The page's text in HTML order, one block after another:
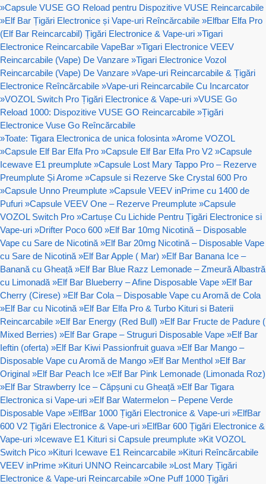
»Capsule VUSE GO Reload pentru Dispozitive VUSE Reincarcabile
»Elf Bar Țigări Electronice și Vape-uri Reîncărcabile »Elfbar Elfa Pro
(Elf Bar Reincarcabil) Țigări Electronice & Vape-uri »Tigari
Electronice Reincarcabile VapeBar »Tigari Electronice VEEV
Reincarcabile (Vape) De Vanzare »Tigari Electronice Vozol
Reincarcabile (Vape) De Vanzare »Vape-uri Reincarcabile & Țigări
Electronice Reîncărcabile »Vape-uri Reincarcabile Cu Incarcator
»VOZOL Switch Pro Țigări Electronice & Vape-uri »VUSE Go
Reload 1000: Dispozitive VUSE GO Reincarcabile »Țigări
Electronice Vuse Go Reîncărcabile
»Toate: Tigara Electronica de unica folosinta »Arome VOZOL
»Capsule Elf Bar Elfa Pro »Capsule Elf Bar Elfa Pro V2 »Capsule
Icewave E1 preumplute »Capsule Lost Mary Tappo Pro – Rezerve
Preumplute Și Arome »Capsule si Rezerve Ske Crystal 600 Pro
»Capsule Unno Preumplute »Capsule VEEV inPrime cu 1400 de
Pufuri »Capsule VEEV One – Rezerve Preumplute »Capsule
VOZOL Switch Pro »Cartușe Cu Lichide Pentru Țigări Electronice si
Vape-uri »Drifter Poco 600 »Elf Bar 10mg Nicotină – Disposable
Vape cu Sare de Nicotină »Elf Bar 20mg Nicotină – Disposable Vape
cu Sare de Nicotină »Elf Bar Apple ( Mar) »Elf Bar Banana Ice –
Banană cu Gheață »Elf Bar Blue Razz Lemonade – Zmeură Albastră
cu Limonadă »Elf Bar Blueberry – Afine Disposable Vape »Elf Bar
Cherry (Cirese) »Elf Bar Cola – Disposable Vape cu Aromă de Cola
»Elf Bar cu Nicotină »Elf Bar Elfa Pro & Turbo Kituri si Baterii
Reincarcabile »Elf Bar Energy (Red Bull) »Elf Bar Fructe de Padure (
Mixed Berries) »Elf Bar Grape – Struguri Disposable Vape »Elf Bar
Ieftin (oferta) »Elf Bar Kiwi Passionfruit guava »Elf Bar Mango –
Disposable Vape cu Aromă de Mango »Elf Bar Menthol »Elf Bar
Original »Elf Bar Peach Ice »Elf Bar Pink Lemonade (Limonada Roz)
»Elf Bar Strawberry Ice – Căpșuni cu Gheață »Elf Bar Tigara
Electronica si Vape-uri »Elf Bar Watermelon – Pepene Verde
Disposable Vape »ElfBar 1000 Țigări Electronice & Vape-uri »ElfBar
600 V2 Țigări Electronice & Vape-uri »ElfBar 600 Țigări Electronice &
Vape-uri »Icewave E1 Kituri si Capsule preumplute »Kit VOZOL
Switch Pico »Kituri Icewave E1 Reincarcabile »Kituri Reîncărcabile
VEEV inPrime »Kituri UNNO Reincarcabile »Lost Mary Țigări
Electronice & Vape-uri Reincarcabile »One Puff 1000 Țigări